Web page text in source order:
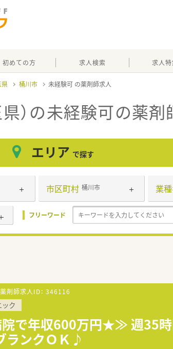
初めての方 求人検索 求人
県 桶川市 未経験可
）の未経験可の薬剤
エリア で探す
市区町村 桶川市 業種
フリーワード
薬剤師求人ID： 346116
ック
院で年収600万円★≫ 週35
ランクＯＫ♪